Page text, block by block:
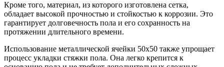
Кроме того, материал, из которого изготовлена сетка,
обладает высокой прочностью и стойкостью к коррозии. Это
гарантирует долговечность пола и его сохранность на
протяжении длительного времени.
Использование металлической ячейки 50х50 также упрощает
процесс укладки стяжки пола. Она легко крепится к